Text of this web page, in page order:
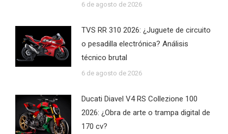
6 de agosto de 2026
TVS RR 310 2026: ¿Juguete de circuito
o pesadilla electrónica? Análisis
técnico brutal
6 de agosto de 2026
Ducati Diavel V4 RS Collezione 100
2026: ¿Obra de arte o trampa digital de
170 cv?